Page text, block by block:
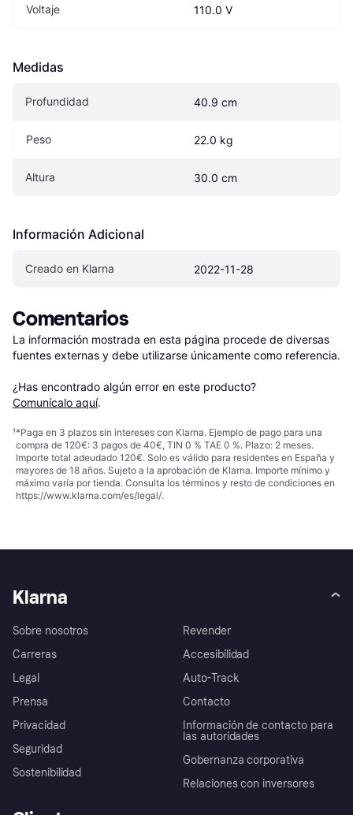
Voltaje 110.0 V
Medidas
Profundidad 40.9 cm
Peso 22.0 kg
Altura 30.0 cm
Información Adicional
Creado en Klarna 2022-11-28
Comentarios
La información mostrada en esta página procede de diversas
fuentes externas y debe utilizarse únicamente como referencia.
¿Has encontrado algún error en este producto?
Comunícalo aquí.
¹*Paga en 3 plazos sin intereses con Klarna. Ejemplo de pago para una
compra de 120€: 3 pagos de 40€, TIN 0 % TAE 0 %. Plazo: 2 meses.
Importe total adeudado 120€. Solo es válido para residentes en España y
mayores de 18 años. Sujeto a la aprobación de Klarna. Importe mínimo y
máximo varía por tienda. Consulta los términos y resto de condiciones en
https://www.klarna.com/es/legal/.
Klarna
Sobre nosotros
Carreras
Legal
Prensa
Privacidad
Seguridad
Sostenibilidad
Revender
Accesibilidad
Auto-Track
Contacto
Información de contacto para
las autoridades
Gobernanza corporativa
Relaciones con inversores